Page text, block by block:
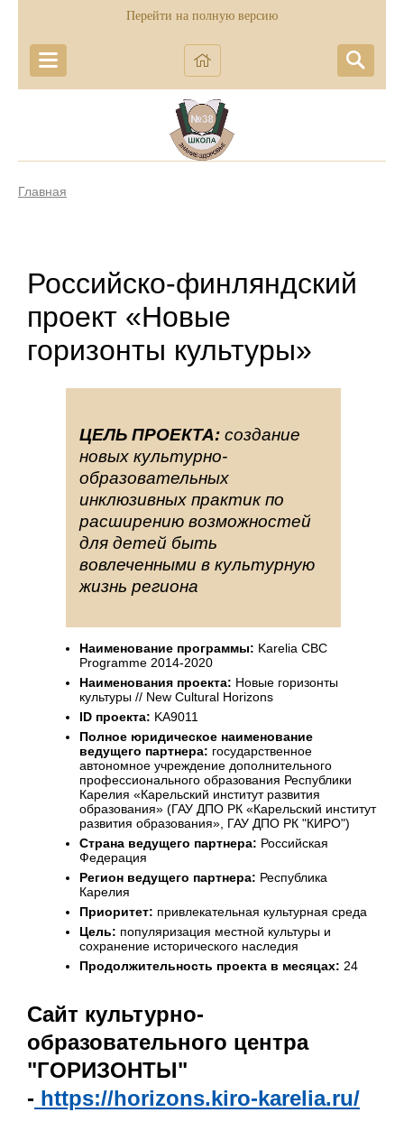
Перейти на полную версию
Главная
Российско-финляндский
проект «Новые
горизонты культуры»
ЦЕЛЬ ПРОЕКТА:создание
новых культурно-
образовательных
инклюзивных практик по
расширению возможностей
для детей быть
вовлеченными в культурную
жизнь региона
Наименование программы: Karelia CBC
Programme 2014-2020
Наименования проекта: Новые горизонты
культуры // New Cultural Horizons
ID проекта: KA9011
Полное юридическое наименование
ведущего партнера: государственное
автономное учреждение дополнительного
профессионального образования Республики
Карелия «Карельский институт развития
образования» (ГАУ ДПО РК «Карельский институт
развития образования», ГАУ ДПО РК "КИРО")
Страна ведущего партнера: Российская
Федерация
Регион ведущего партнера: Республика
Карелия
Приоритет: привлекательная культурная среда
Цель: популяризация местной культуры и
сохранение исторического наследия
Продолжительность проекта в месяцах: 24
Сайт культурно-
образовательного центра
"ГОРИЗОНТЫ"
- https://horizons.kiro-karelia.ru/